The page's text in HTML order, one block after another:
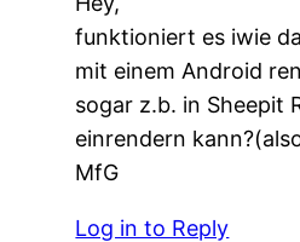
funktioniert es iwie
mit einem Android
sogar z.b. in Sheepit
einrendern
MfG
Log in to Reply